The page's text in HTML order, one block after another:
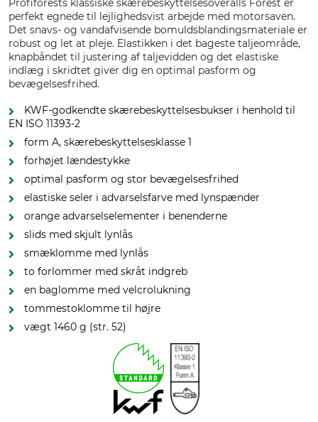
Profiforests klassiske skærebeskyttelsesoveralls Forest er
perfekt egnede til lejlighedsvist arbejde med motorsaven.
Det snavs- og vandafvisende bomuldsblandingsmateriale er
robust og let at pleje. Elastikken i det bageste taljeområde,
knapbåndet til justering af taljevidden og det elastiske
indlæg i skridtet giver dig en optimal pasform og
bevægelsesfrihed.
KWF-godkendte skærebeskyttelsesbukser i henhold til
EN ISO 11393-2
form A, skærebeskyttelsesklasse 1
forhøjet lændestykke
optimal pasform og stor bevægelsesfrihed
elastiske seler i advarselsfarve med lynspænder
orange advarselselementer i benenderne
slids med skjult lynlås
smæklomme med lynlås
to forlommer med skråt indgreb
en baglomme med velcrolukning
tommestoklomme til højre
vægt 1460 g (str. 52)